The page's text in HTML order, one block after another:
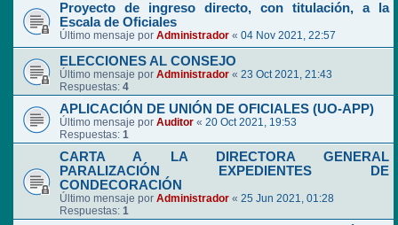
Proyecto de ingreso directo, con titulación, a la
Escala de Oficiales
Último mensaje por Administrador « 04 Nov 2021, 22:57
ELECCIONES AL CONSEJO
Último mensaje por Administrador « 23 Oct 2021, 21:43
Respuestas: 4
APLICACIÓN DE UNIÓN DE OFICIALES (UO-APP)
Último mensaje por Auditor « 20 Oct 2021, 19:53
Respuestas: 1
CARTA A LA DIRECTORA GENERAL
PARALIZACIÓN EXPEDIENTES DE
CONDECORACIÓN
Último mensaje por Administrador « 25 Jun 2021, 01:28
Respuestas: 1